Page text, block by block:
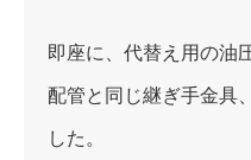
即座に、代替え用の油
配管と同じ継ぎ手金具
した。